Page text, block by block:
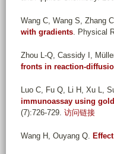
Wang C, Wang S, Zhang
with gradients. Physical
Zhou L-Q, Cassidy I,
fronts in reaction-
Luo C, Fu Q, Li H, Xu L,
immunoassay using
(7):726-729. 访问链接
Wang H, Ouyang Q.